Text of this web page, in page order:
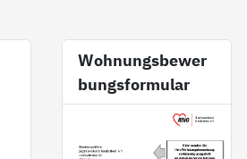
Wohnungsbewer
bungsformular